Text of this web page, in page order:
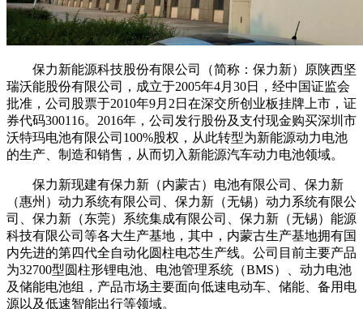
保力新能源科技股份有限公司（简称：保力新）原陕西坚
瑞沃能股份有限公司，成立于2005年4月30日，经中国证监会
批准，公司股票于2010年9月2日在深交所创业板挂牌上市，证
券代码300116。2016年，公司发行股份及支付现金购买深圳市
沃特玛电池有限公司100%股权，从此转型为新能源动力电池
的生产、制造和销售，从而切入新能源汽车动力电池领域。
保力新现建有保力新（内蒙古）电池有限公司、保力新
（惠州）动力系统有限公司、保力新（无锡）动力系统有限公
司、保力新（东莞）系统集成有限公司、保力新（无锡）能源
科技有限公司等各大生产基地，其中，内蒙古生产基地拥有国
内先进的第四代全自动化圆柱电芯生产线。公司目前主要产品
为32700型圆柱形锂电池、电池管理系统（BMS）、动力电池
及储能电池组，产品市场主要面向低速电动车、储能、备用电
源以及低速智能出行等领域。